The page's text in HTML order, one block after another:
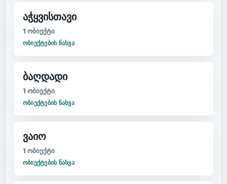
აჭყვისთავი
1 ობიექტი
ᲝᲑᲘᲔᲥᲢᲔᲑᲘᲡ ᲜᲐᲮᲕᲐ
ბაღდადი
1 ობიექტი
ᲝᲑᲘᲔᲥᲢᲔᲑᲘᲡ ᲜᲐᲮᲕᲐ
ვაიო
1 ობიექტი
ᲝᲑᲘᲔᲥᲢᲔᲑᲘᲡ ᲜᲐᲮᲕᲐ